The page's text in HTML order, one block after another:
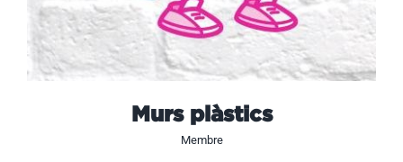
Murs plàstics
Membre